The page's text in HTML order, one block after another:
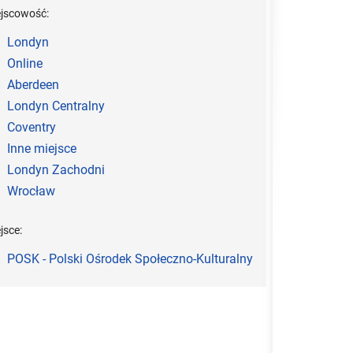
Londyn
Online
Aberdeen
Londyn Centralny
Coventry
Inne miejsce
Londyn Zachodni
Wrocław
POSK - Polski Ośrodek Społeczno-Kulturalny